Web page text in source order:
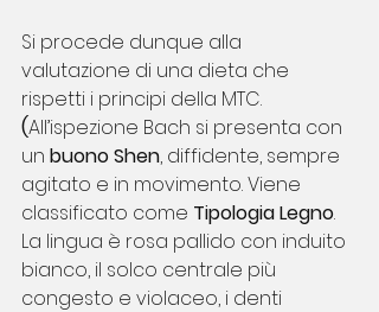
Si procede dunque alla
valutazione di una dieta che
rispetti i principi della MTC.
(All’ispezione Bach si presenta con
un buono Shen, diffidente, sempre
agitato e in movimento. Viene
classificato come Tipologia Legno.
La lingua è rosa pallido con induito
bianco, il solco centrale più
congesto e violaceo, i denti